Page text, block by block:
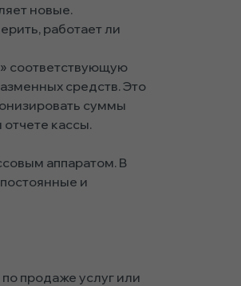
новые.
работает ли
соответствующую
средств. Это
суммы
кассы.
аппаратом. В
и
продаже услуг или